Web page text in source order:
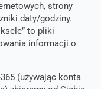
strony
daty/godziny.
to pliki
informacji o
(używając konta